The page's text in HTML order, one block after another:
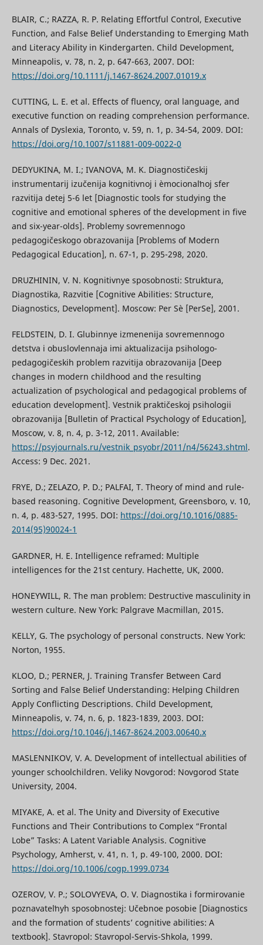
BLAIR, C.; RAZZA, R. P. Relating Effortful Control, Executive
Function, and False Belief Understanding to Emerging Math
and Literacy Ability in Kindergarten. Child Development,
Minneapolis, v. 78, n. 2, p. 647-663, 2007. DOI:
https://doi.org/10.1111/j.1467-8624.2007.01019.x
CUTTING, L. E. et al. Effects of fluency, oral language, and
executive function on reading comprehension performance.
Annals of Dyslexia, Toronto, v. 59, n. 1, p. 34-54, 2009. DOI:
https://doi.org/10.1007/s11881-009-0022-0
DEDYUKINA, M. I.; IVANOVA, M. K. Diagnostičeskij
instrumentarij izučenija kognitivnoj i èmocionalʹnoj sfer
razvitija detej 5-6 let [Diagnostic tools for studying the
cognitive and emotional spheres of the development in five
and six-year-olds]. Problemy sovremennogo
pedagogičeskogo obrazovanija [Problems of Modern
Pedagogical Education], n. 67-1, p. 295-298, 2020.
DRUZHININ, V. N. Kognitivnye sposobnosti: Struktura,
Diagnostika, Razvitie [Cognitive Abilities: Structure,
Diagnostics, Development]. Moscow: Per Sè [PerSe], 2001.
FELDSTEIN, D. I. Glubinnye izmenenija sovremennogo
detstva i obuslovlennaja imi aktualizacija psihologo-
pedagogičeskih problem razvitija obrazovanija [Deep
changes in modern childhood and the resulting
actualization of psychological and pedagogical problems of
education development]. Vestnik praktičeskoj psihologii
obrazovanija [Bulletin of Practical Psychology of Education],
Moscow, v. 8, n. 4, p. 3-12, 2011. Available:
https://psyjournals.ru/vestnik_psyobr/2011/n4/56243.shtml.
Access: 9 Dec. 2021.
FRYE, D.; ZELAZO, P. D.; PALFAI, T. Theory of mind and rule-
based reasoning. Cognitive Development, Greensboro, v. 10,
n. 4, p. 483-527, 1995. DOI: https://doi.org/10.1016/0885-
2014(95)90024-1
GARDNER, H. E. Intelligence reframed: Multiple
intelligences for the 21st century. Hachette, UK, 2000.
HONEYWILL, R. The man problem: Destructive masculinity in
western culture. New York: Palgrave Macmillan, 2015.
KELLY, G. The рsychology of рersonal сonstructs. New York:
Norton, 1955.
KLOO, D.; PERNER, J. Training Transfer Between Card
Sorting and False Belief Understanding: Helping Children
Apply Conflicting Descriptions. Child Development,
Minneapolis, v. 74, n. 6, p. 1823-1839, 2003. DOI:
https://doi.org/10.1046/j.1467-8624.2003.00640.x
MASLENNIKOV, V. A. Development of intellectual abilities of
younger schoolchildren. Veliky Novgorod: Novgorod State
University, 2004.
MIYAKE, A. et al. The Unity and Diversity of Executive
Functions and Their Contributions to Complex “Frontal
Lobe” Tasks: A Latent Variable Analysis. Cognitive
Psychology, Amherst, v. 41, n. 1, p. 49-100, 2000. DOI:
https://doi.org/10.1006/cogp.1999.0734
OZEROV, V. P.; SOLOVYEVA, O. V. Diagnostika i formirovanie
poznavatelʹnyh sposobnostej: Učebnoe posobie [Diagnostics
and the formation of students’ cognitive abilities: A
textbook]. Stavropol: Stavropol-Servis-Shkola, 1999.